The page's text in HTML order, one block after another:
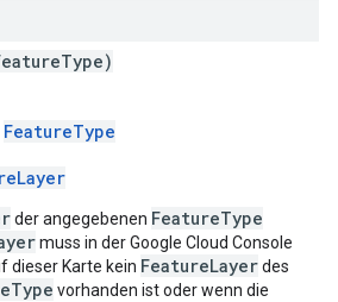
FeatureType
der angegebenen FeatureType
muss in der Google Cloud Console
dieser Karte kein FeatureLayerdes
vorhanden ist oder wenn die